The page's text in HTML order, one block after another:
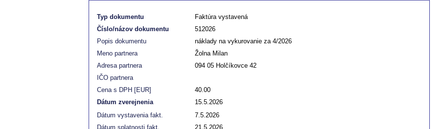
Typ dokumentu
Faktúra vystavená
Číslo/názov dokumentu
512026
Popis dokumentu
náklady na vykurovanie za 4/2026
Meno partnera
Žolna Milan
Adresa partnera
094 05 Holčíkovce 42
IČO partnera
Cena s DPH [EUR]
40.00
Dátum zverejnenia
15.5.2026
Dátum vystavenia fakt.
7.5.2026
Dátum splatnosti fakt.
21.5.2026